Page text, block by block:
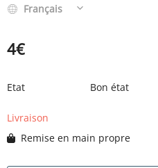
SPORT & LOISIRS
VÉHICULE
Français
4€
Etat Bon état
Livraison
Remise en main propre